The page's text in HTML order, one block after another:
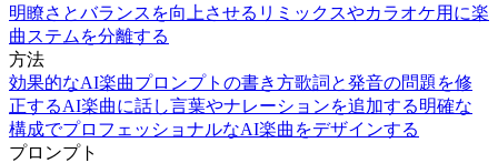
明瞭さとバランスを向上させる リミックスやカラオケ用に楽
曲ステムを分離する
方法
効果的なAI楽曲プロンプトの書き方歌詞と発音の問題を修
正するAI楽曲に話し言葉やナレーションを追加する明確な
構成でプロフェッショナルなAI楽曲をデザインする
プロンプト